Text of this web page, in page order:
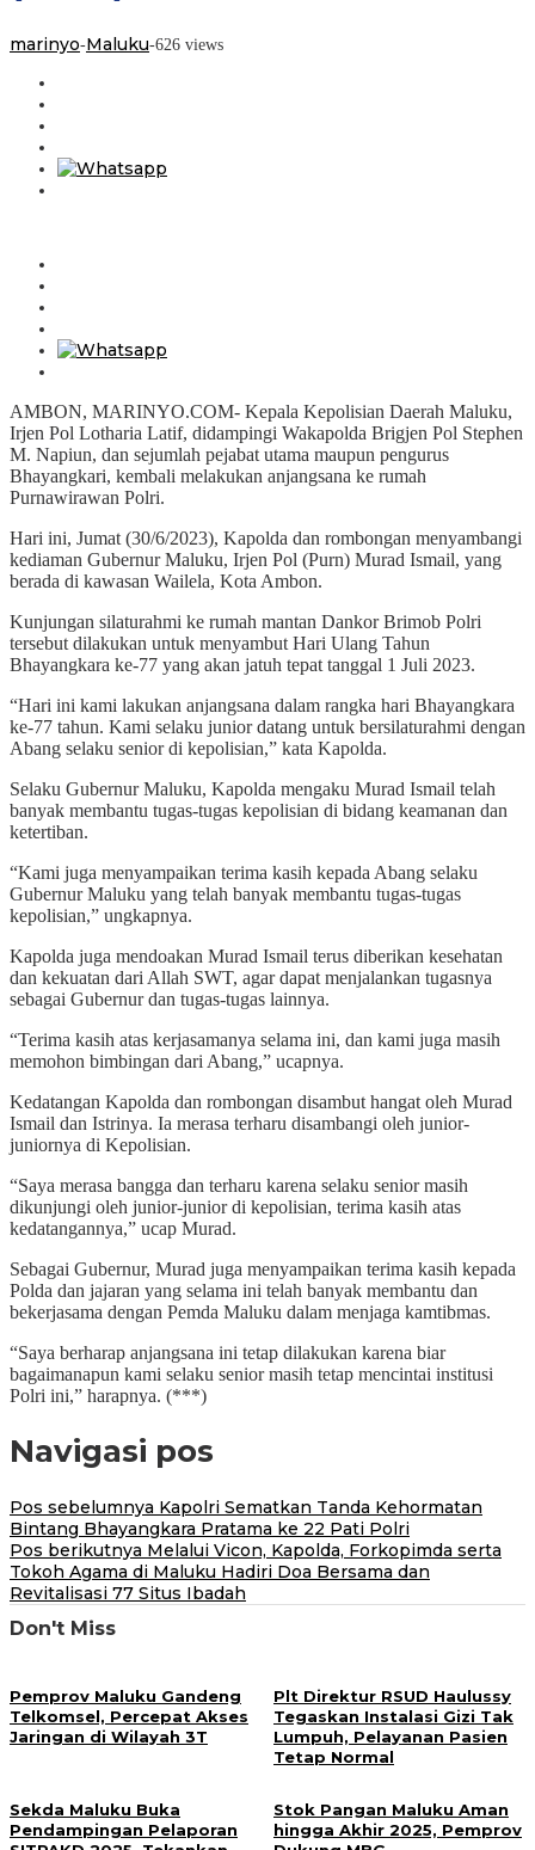
marinyo-Maluku-626 views
AMBON, MARINYO.COM- Kepala Kepolisian Daerah Maluku,
Irjen Pol Lotharia Latif, didampingi Wakapolda Brigjen Pol Stephen
M. Napiun, dan sejumlah pejabat utama maupun pengurus
Bhayangkari, kembali melakukan anjangsana ke rumah
Purnawirawan Polri.
Hari ini, Jumat (30/6/2023), Kapolda dan rombongan menyambangi
kediaman Gubernur Maluku, Irjen Pol (Purn) Murad Ismail, yang
berada di kawasan Wailela, Kota Ambon.
Kunjungan silaturahmi ke rumah mantan Dankor Brimob Polri
tersebut dilakukan untuk menyambut Hari Ulang Tahun
Bhayangkara ke-77 yang akan jatuh tepat tanggal 1 Juli 2023.
“Hari ini kami lakukan anjangsana dalam rangka hari Bhayangkara
ke-77 tahun. Kami selaku junior datang untuk bersilaturahmi dengan
Abang selaku senior di kepolisian,” kata Kapolda.
Selaku Gubernur Maluku, Kapolda mengaku Murad Ismail telah
banyak membantu tugas-tugas kepolisian di bidang keamanan dan
ketertiban.
“Kami juga menyampaikan terima kasih kepada Abang selaku
Gubernur Maluku yang telah banyak membantu tugas-tugas
kepolisian,” ungkapnya.
Kapolda juga mendoakan Murad Ismail terus diberikan kesehatan
dan kekuatan dari Allah SWT, agar dapat menjalankan tugasnya
sebagai Gubernur dan tugas-tugas lainnya.
“Terima kasih atas kerjasamanya selama ini, dan kami juga masih
memohon bimbingan dari Abang,” ucapnya.
Kedatangan Kapolda dan rombongan disambut hangat oleh Murad
Ismail dan Istrinya. Ia merasa terharu disambangi oleh junior-
juniornya di Kepolisian.
“Saya merasa bangga dan terharu karena selaku senior masih
dikunjungi oleh junior-junior di kepolisian, terima kasih atas
kedatangannya,” ucap Murad.
Sebagai Gubernur, Murad juga menyampaikan terima kasih kepada
Polda dan jajaran yang selama ini telah banyak membantu dan
bekerjasama dengan Pemda Maluku dalam menjaga kamtibmas.
“Saya berharap anjangsana ini tetap dilakukan karena biar
bagaimanapun kami selaku senior masih tetap mencintai institusi
Polri ini,” harapnya. (***)
Navigasi pos
Pos sebelumnya Kapolri Sematkan Tanda Kehormatan
Bintang Bhayangkara Pratama ke 22 Pati Polri
Pos berikutnya Melalui Vicon, Kapolda, Forkopimda serta
Tokoh Agama di Maluku Hadiri Doa Bersama dan
Revitalisasi 77 Situs Ibadah
Don't Miss
Pemprov Maluku Gandeng
Telkomsel, Percepat Akses
Jaringan di Wilayah 3T
Plt Direktur RSUD Haulussy
Tegaskan Instalasi Gizi Tak
Lumpuh, Pelayanan Pasien
Tetap Normal
Sekda Maluku Buka
Pendampingan Pelaporan
Stok Pangan Maluku Aman
hingga Akhir 2025, Pemprov